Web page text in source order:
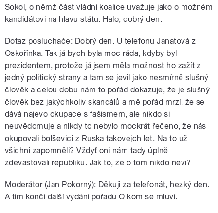
Sokol, o němž část vládní koalice uvažuje jako o možném
kandidátovi na hlavu státu. Halo, dobrý den.
Dotaz posluchače: Dobrý den. U telefonu Janatová z
Oskořínka. Tak já bych byla moc ráda, kdyby byl
prezidentem, protože já jsem měla možnost ho zažít z
jedný politický strany a tam se jevil jako nesmírně slušný
člověk a celou dobu nám to pořád dokazuje, že je slušný
člověk bez jakýchkoliv skandálů a mě pořád mrzí, že se
dává najevo okupace s fašismem, ale nikdo si
neuvědomuje a nikdy to nebylo mockrát řečeno, že nás
okupovali bolševici z Ruska takovejch let. Na to už
všichni zapomněli? Vždyť oni nám tady úplně
zdevastovali republiku. Jak to, že o tom nikdo neví?
Moderátor (Jan Pokorný): Děkuji za telefonát, hezký den.
A tím končí další vydání pořadu O kom se mluví.